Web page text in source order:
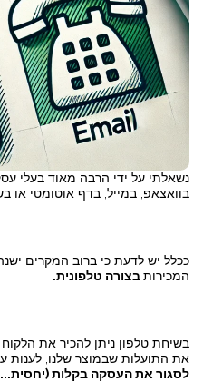
נשאלתי על ידי הרבה מאוד בעלי
בוואצאפ, במייל, בדף אוטומטי או
ככלל יש לדעת כי ברוב המקרים
המכירותבצורה טלפונית.
בשיחת טלפון ניתן להכיר את
את התועלות שבמוצר שלנו, לענות על
לסגור את העסקה בקלות